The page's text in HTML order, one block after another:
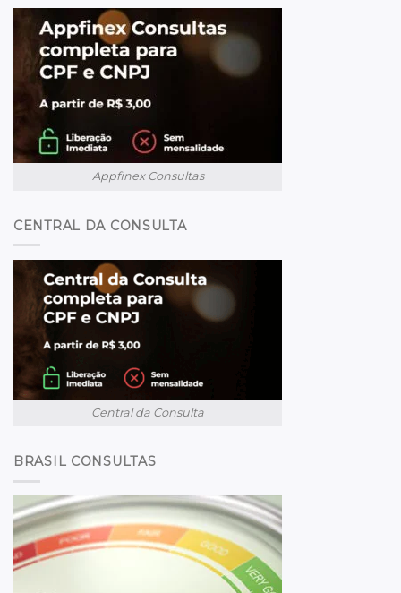
Appfinex Consultas
CENTRAL DA CONSULTA
Central da Consulta
BRASIL CONSULTAS